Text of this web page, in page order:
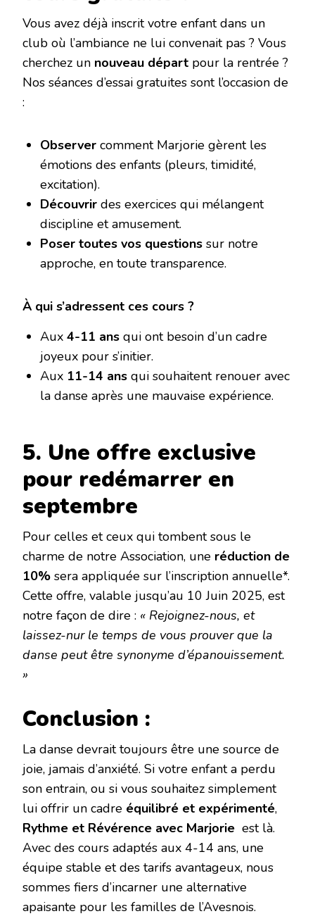
Vous avez déjà inscrit votre enfant dans un
club où l’ambiance ne lui convenait pas ? Vous
cherchez un ‌ nouveau départ ‌ pour la rentrée ?
Nos séances d’essai gratuites sont l’occasion de
:
Observer ‌ comment Marjorie gèrent les
émotions des enfants (pleurs, timidité,
excitation).
Découvrir ‌ des exercices qui mélangent
discipline et amusement.
Poser toutes vos questions ‌ sur notre
approche, en toute transparence.
À qui s’adressent ces cours ?
Aux ‌ 4-11 ans ‌ qui ont besoin d’un cadre
joyeux pour s’initier.
Aux ‌ 11-14 ans ‌ qui souhaitent renouer avec
la danse après une mauvaise expérience.
5. Une offre exclusive
pour redémarrer en
septembre
Pour celles et ceux qui tombent sous le
charme de notre Association, une ‌ réduction de
10% ‌ sera appliquée sur l’inscription annuelle*.
Cette offre, valable jusqu’au 10 Juin 2025, est
notre façon de dire : « Rejoignez-nous, et
laissez-nur le temps de vous prouver que la
danse peut être synonyme d’épanouissement.
»
Conclusion :
La danse devrait toujours être une source de
joie, jamais d’anxiété. Si votre enfant a perdu
son entrain, ou si vous souhaitez simplement
lui offrir un cadre ‌ équilibré et expérimenté‌,
Rythme et Révérence avec Marjorie est là.
Avec des cours adaptés aux 4-14 ans, une
équipe stable et des tarifs avantageux, nous
sommes fiers d’incarner une alternative
apaisante pour les familles de l’Avesnois.